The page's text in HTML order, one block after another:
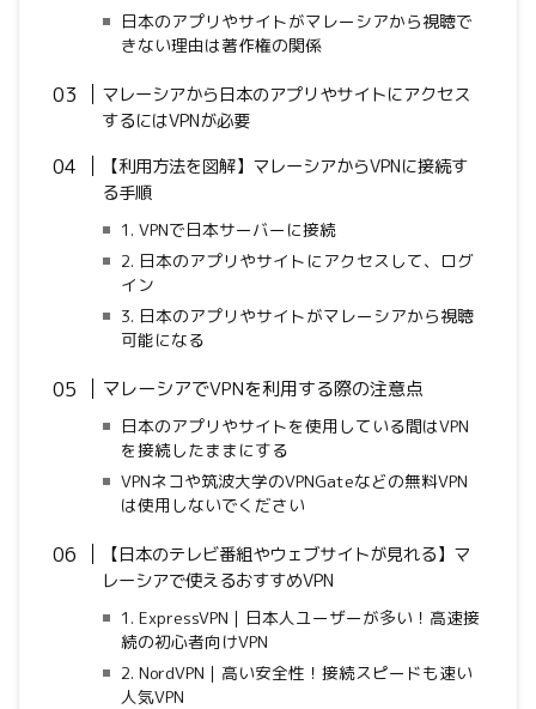
日本のアプリやサイトがマレーシアから視聴で
きない理由は著作権の関係
マレーシアから日本のアプリやサイトにアクセス
するにはVPNが必要
【利用方法を図解】マレーシアからVPNに接続す
る手順
1. VPNで日本サーバーに接続
2. 日本のアプリやサイトにアクセスして、ログ
イン
3. 日本のアプリやサイトがマレーシアから視聴
可能になる
マレーシアでVPNを利用する際の注意点
日本のアプリやサイトを使用している間はVPN
を接続したままにする
VPNネコや筑波大学のVPNGateなどの無料VPN
は使用しないでください
【日本のテレビ番組やウェブサイトが見れる】マ
レーシアで使えるおすすめVPN
1. ExpressVPN｜日本人ユーザーが多い！高速接
続の初心者向けVPN
2. NordVPN｜高い安全性！接続スピードも速い
人気VPN